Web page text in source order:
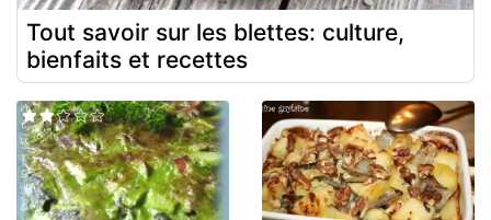
Tout savoir sur les blettes: culture,
bienfaits et recettes